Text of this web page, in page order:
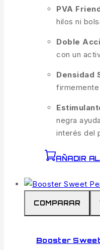
PVA
hilos ni
Doble
con un
Densidad
negra
interés del
AÑADIR
COMPARAR
Booster